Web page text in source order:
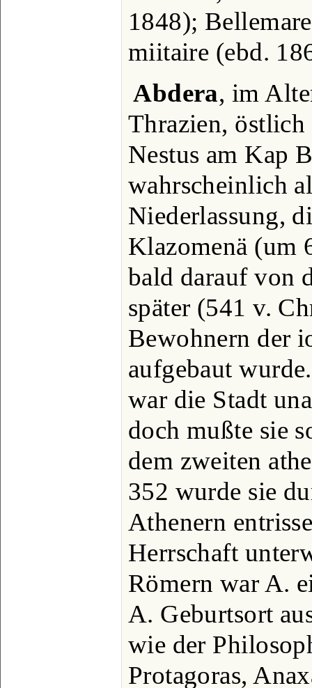
1848);
miitaire (ebd.
Abdera, im
Thrazien,
Nestus am Kap
wahrscheinlich
Niederlassung,
Klazomenä (um
bald darauf von
später (541 v.
Bewohnern der
aufgebaut
war die Stadt
doch mußte sie
dem zweiten
352 wurde sie
Athenern
Herrschaft
Römern war A.
A. Geburtsort
wie der
Protagoras,